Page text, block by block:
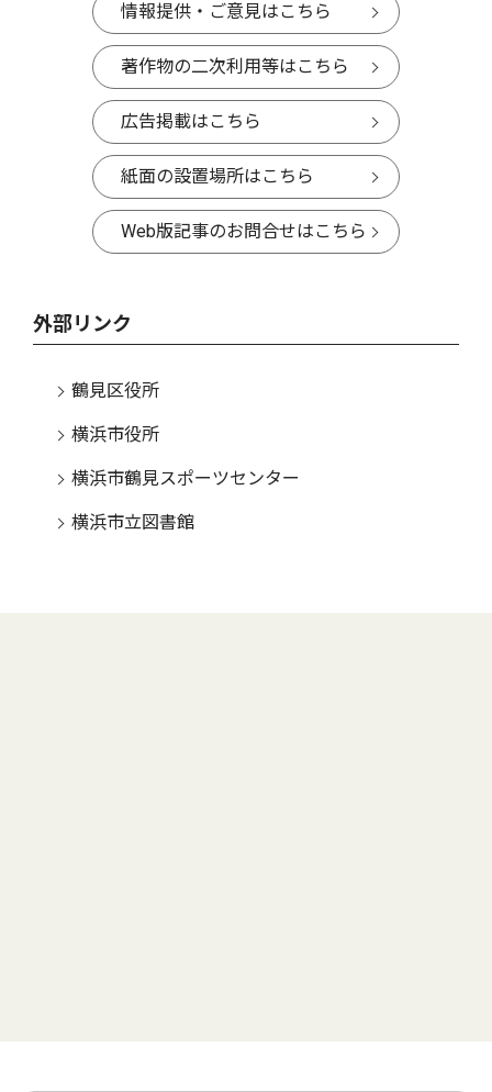
情報提供・ご意見はこちら
著作物の二次利用等はこちら
広告掲載はこちら
紙面の設置場所はこちら
Web版記事のお問合せはこちら
外部リンク
鶴見区役所
横浜市役所
横浜市鶴見スポーツセンター
横浜市立図書館